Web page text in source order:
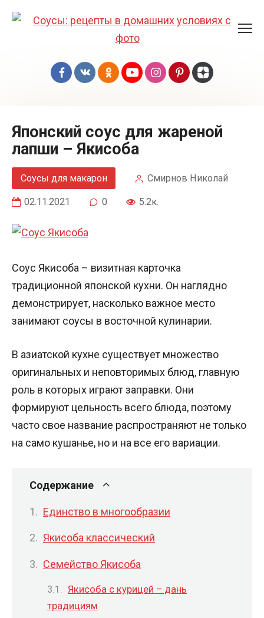
Японский соус для жареной
лапши – Якисоба
Соусы для макарон Смирнов Николай
02.11.2021 0 5.2к.
Соус Якисоба – визитная карточка
традиционной японской кухни. Он наглядно
демонстрирует, насколько важное место
занимают соусы в восточной кулинарии.
В азиатской кухне существует множество
оригинальных и неповторимых блюд, главную
роль в которых играют заправки. Они
формируют цельность всего блюда, поэтому
часто свое название распространяют не только
на само кушанье, но и на все его вариации.
Содержание
Единство в многообразии
Якисоба классический
Семейство Якисоба
Якисоба с курицей – дань
традициям